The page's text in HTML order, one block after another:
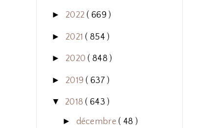
► 2022( 669 )
► 2021( 854 )
► 2020( 848 )
► 2019( 637 )
▼ 2018( 643 )
► décembre( 48 )